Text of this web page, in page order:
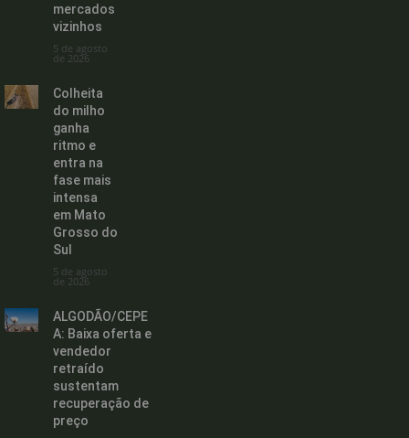
mercados
vizinhos
5 de agosto
de 2026
Colheita
do milho
ganha
ritmo e
entra na
fase mais
intensa
em Mato
Grosso do
Sul
5 de agosto
de 2026
ALGODÃO/CEPE
A: Baixa oferta e
vendedor
retraído
sustentam
recuperação de
preço